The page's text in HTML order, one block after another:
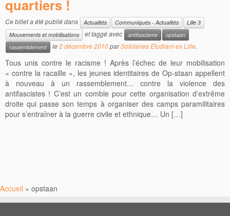
quartiers !
Ce billet a été publié dans Actualités Communiqués - Actualités
Lille 3
Mouvements et mobilisations
et taggé avec antifascisme
opstaan
rassemblement
le2 décembre 2010parSolidaires Étudiant-es Lille.
Tous unis contre le racisme ! Après l’échec de leur mobilisation
« contre la racaille », les jeunes identitaires de Op-staan appellent
à nouveau à un rassemblement… contre la violence des
antifascistes ! C’est un comble pour cette organisation d’extrême
droite qui passe son temps à organiser des camps paramilitaires
pour s’entraîner à la guerre civile et ethnique… Un […]
Accueil » opstaan